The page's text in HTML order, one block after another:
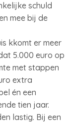
schuld
mee bij de
kkomt er meer
5.000 euro op
met stappen
extra
én een
tien jaar.
lastig. Bij een